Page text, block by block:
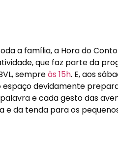
a família, a Hora do
que faz parte da
sempreàs 15h. E, aos
devidamente
e cada gesto das
e da tenda para os